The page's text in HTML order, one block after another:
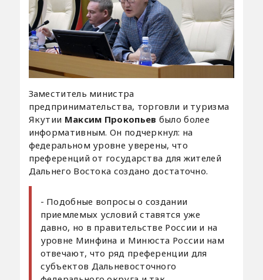
Заместитель министра
предпринимательства, торговли и туризма
Якутии Максим Прокопьев было более
информативным. Он подчеркнул: на
федеральном уровне уверены, что
преференций от государства для жителей
Дальнего Востока создано достаточно.
- Подобные вопросы о создании
приемлемых условий ставятся уже
давно, но в правительстве России и на
уровне Минфина и Минюста России нам
отвечают, что ряд преференции для
субъектов Дальневосточного